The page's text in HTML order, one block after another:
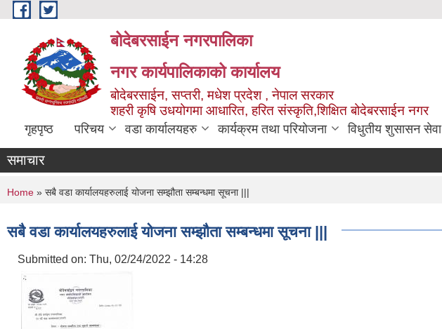
Skip to main content
बोदेबरसाईन नगरपालिका
नगर कार्यपालिकाको कार्यालय
बोदेबरसाईन, सप्तरी, मधेश प्रदेश , नेपाल सरकार
शहरी कृषि उधयोगमा आधारित, हरित संस्कृति,शिक्षित बोदेबरसाईन नगर
गृहपृष्ठ परिचय वडा कार्यालयहरु कार्यक्रम तथा परियोजना विधुतीय शुसासन सेवा
समाचार
You are here
Home » सबै वडा कार्यालयहरुलाई योजना सम्झौता सम्बन्धमा सूचना |||
सबै वडा कार्यालयहरुलाई योजना सम्झौता सम्बन्धमा सूचना |||
Submitted on: Thu, 02/24/2022 - 14:28